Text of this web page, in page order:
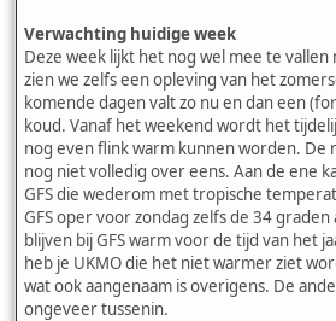
Verwachting huidige week
Deze week lijkt het nog wel mee te
zien we zelfs een opleving van het
komende dagen valt zo nu en dan een
koud. Vanaf het weekend wordt het
nog even flink warm kunnen worden. De
nog niet volledig over eens. Aan de ene
GFS die wederom met tropische
GFS oper voor zondag zelfs de 34
blijven bij GFS warm voor de tijd van het
heb je UKMO die het niet warmer ziet
wat ook aangenaam is overigens. De
ongeveer tussenin.